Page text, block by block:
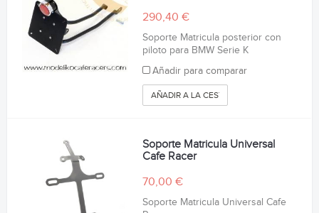
290,40 €
Soporte Matricula posterior con
piloto para BMW Serie K
Añadir para comparar
AÑADIR A LA CESTA
Soporte Matricula Universal
Cafe Racer
70,00 €
Soporte Matricula Universal Cafe